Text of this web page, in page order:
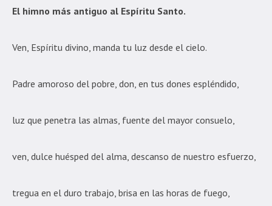
El himno más antiguo al Espíritu Santo.
Ven, Espíritu divino, manda tu luz desde el cielo.
Padre amoroso del pobre, don, en tus dones espléndido,
luz que penetra las almas, fuente del mayor consuelo,
ven, dulce huésped del alma, descanso de nuestro esfuerzo,
tregua en el duro trabajo, brisa en las horas de fuego,